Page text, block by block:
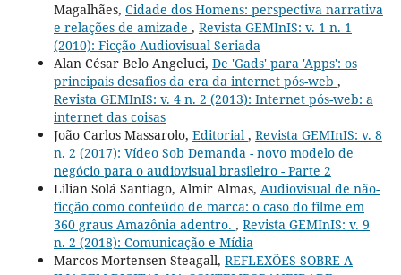
Magalhães, Cidade dos Homens: perspectiva narrativa
e relações de amizade , Revista GEMInIS: v. 1 n. 1
(2010): Ficção Audiovisual Seriada
Alan César Belo Angeluci, De 'Gads' para 'Apps': os
principais desafios da era da internet pós-web ,
Revista GEMInIS: v. 4 n. 2 (2013): Internet pós-web: a
internet das coisas
João Carlos Massarolo, Editorial , Revista GEMInIS: v. 8
n. 2 (2017): Vídeo Sob Demanda - novo modelo de
negócio para o audiovisual brasileiro - Parte 2
Lilian Solá Santiago, Almir Almas, Audiovisual de não-
ficção como conteúdo de marca: o caso do filme em
360 graus Amazônia adentro. , Revista GEMInIS: v. 9
n. 2 (2018): Comunicação e Mídia
Marcos Mortensen Steagall, REFLEXÕES SOBRE A